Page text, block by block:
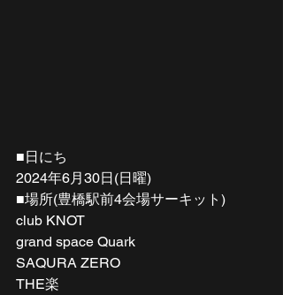
■日にち
2024年6月30日(日曜)
■場所(豊橋駅前4会場サーキット)
club KNOT
grand space Quark
SAQURA ZERO
THE楽